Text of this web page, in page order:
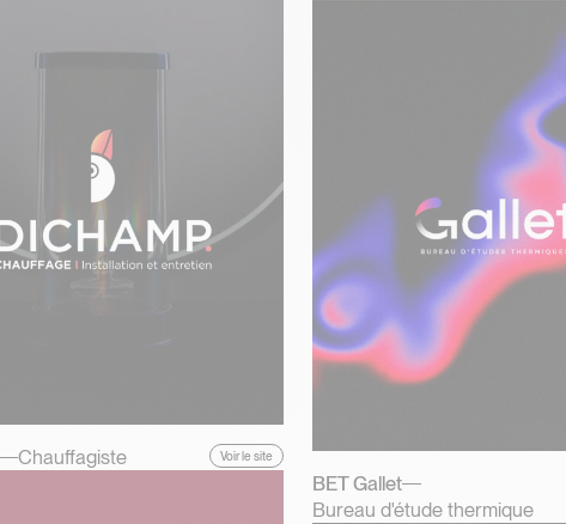
Chauffagiste Voir le site
BET Gallet
Bureau d'étude thermique